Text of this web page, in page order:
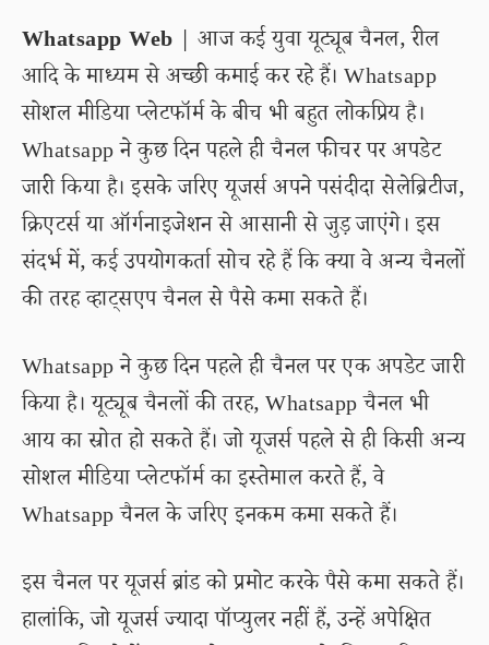
Whatsapp Web | आज कई युवा यूट्यूब चैनल, रील
आदि के माध्यम से अच्छी कमाई कर रहे हैं। Whatsapp
सोशल मीडिया प्लेटफॉर्म के बीच भी बहुत लोकप्रिय है।
Whatsapp ने कुछ दिन पहले ही चैनल फीचर पर अपडेट
जारी किया है। इसके जरिए यूजर्स अपने पसंदीदा सेलेब्रिटीज,
क्रिएटर्स या ऑर्गनाइजेशन से आसानी से जुड़ जाएंगे। इस
संदर्भ में, कई उपयोगकर्ता सोच रहे हैं कि क्या वे अन्य चैनलों
की तरह व्हाट्सएप चैनल से पैसे कमा सकते हैं।
Whatsapp ने कुछ दिन पहले ही चैनल पर एक अपडेट जारी
किया है। यूट्यूब चैनलों की तरह, Whatsapp चैनल भी
आय का स्रोत हो सकते हैं। जो यूजर्स पहले से ही किसी अन्य
सोशल मीडिया प्लेटफॉर्म का इस्तेमाल करते हैं, वे
Whatsapp चैनल के जरिए इनकम कमा सकते हैं।
इस चैनल पर यूजर्स ब्रांड को प्रमोट करके पैसे कमा सकते हैं।
हालांकि, जो यूजर्स ज्यादा पॉप्युलर नहीं हैं, उन्हें अपेक्षित